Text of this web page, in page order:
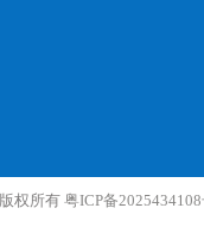
权所有 粤ICP备